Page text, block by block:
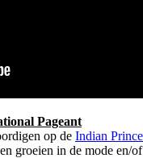
Pageant
op de Indian
groeien in de mode